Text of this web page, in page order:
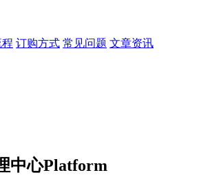
订购方式 常见问题 文章资讯
中心Platform